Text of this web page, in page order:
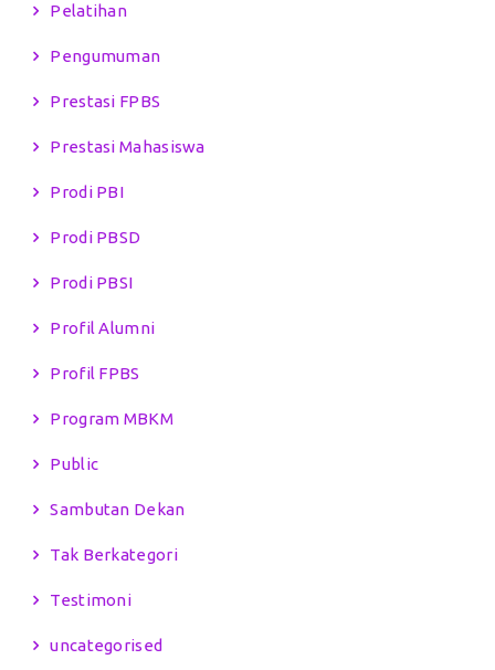
Pelatihan
Pengumuman
Prestasi FPBS
Prestasi Mahasiswa
Prodi PBI
Prodi PBSD
Prodi PBSI
Profil Alumni
Profil FPBS
Program MBKM
Public
Sambutan Dekan
Tak Berkategori
Testimoni
uncategorised